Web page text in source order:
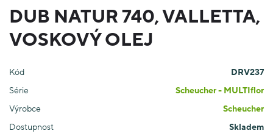
DUB NATUR 740, VALLETTA,
VOSKOVÝ OLEJ
Kód
DRV237
Série
Scheucher - MULTIflor
Výrobce
Scheucher
Dostupnost
Skladem